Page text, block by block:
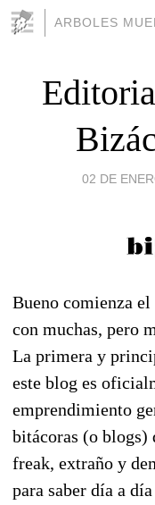
ARBOLES
02 DE
Bueno comienza
con muchas, pero
La primera y
este blog es
emprendimiento
bitácoras (o blogs)
freak, extraño y
para saber día a